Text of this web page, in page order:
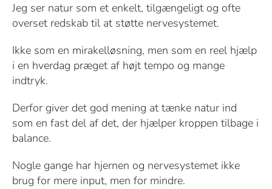
Jeg ser natur som et enkelt, tilgængeligt og ofte
overset redskab til at støtte nervesystemet.
Ikke som en mirakelløsning, men som en reel hjælp
i en hverdag præget af højt tempo og mange
indtryk.
Derfor giver det god mening at tænke natur ind
som en fast del af det, der hjælper kroppen tilbage i
balance.
Nogle gange har hjernen og nervesystemet ikke
brug for mere input, men for mindre.